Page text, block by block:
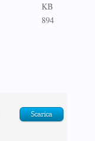
KB
894
Scarica